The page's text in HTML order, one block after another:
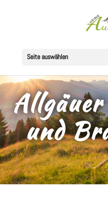
Seite auswählen
und